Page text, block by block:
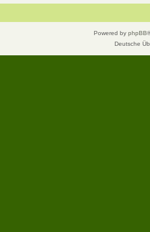
Powered by phpBB
Deutsche